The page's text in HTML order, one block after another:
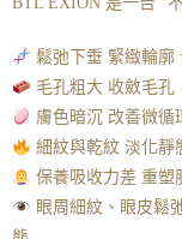
鬆弛下垂 緊緻輪廓
毛孔粗大 收斂毛孔
膚色暗沉 改善微循
細紋與乾紋 淡化靜
保養吸收力差 重塑
眼周細紋、眼皮鬆